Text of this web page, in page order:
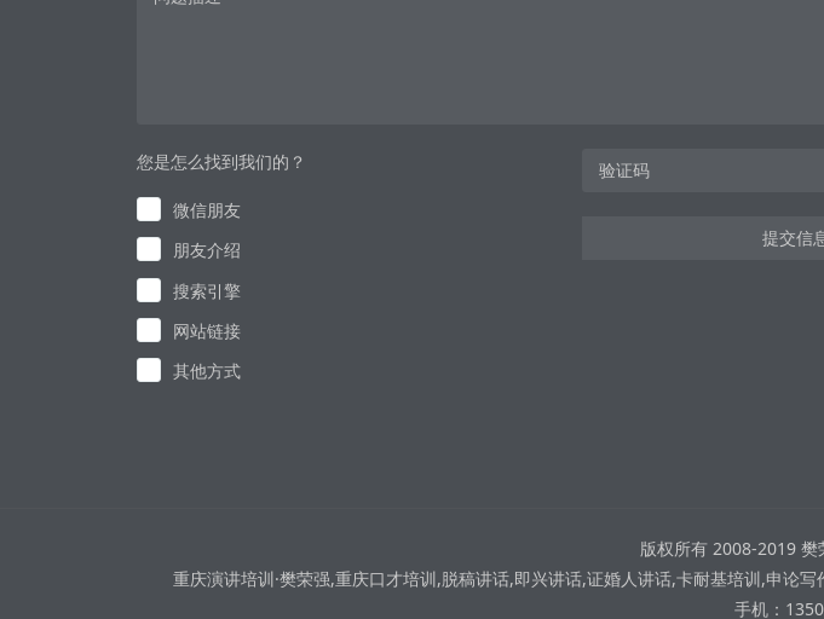
您是怎么找到我们的？
微信朋友
朋友介绍
搜索引擎
网站链接
其他方式
提交信
版权所有 2008-2019
重庆演讲培训·樊荣强,重庆口才培训,脱稿讲话,即兴讲话,证婚人讲话,卡耐基培训,申论
手机：